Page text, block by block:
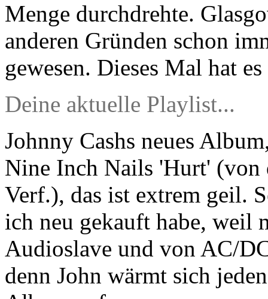
Menge durchdrehte.
anderen Gründen schon
gewesen. Dieses Mal hat
Deine aktuelle Playlist...
Johnny Cashs neues
Nine Inch Nails 'Hurt'
Verf.), das ist extrem geil.
ich neu gekauft habe, weil
Audioslave und von AC/
denn John wärmt sich